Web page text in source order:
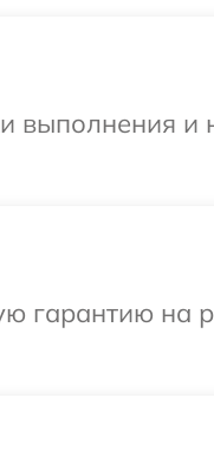
выполнения и
гарантию на